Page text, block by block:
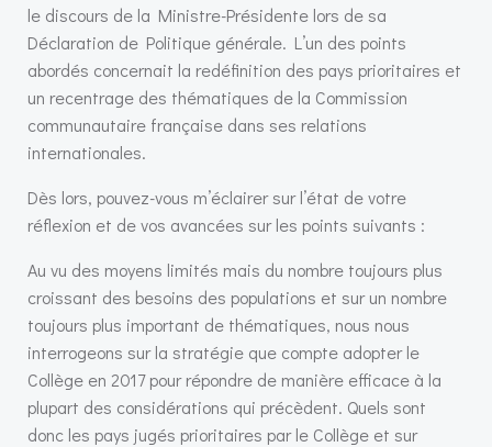
le discours de la Ministre-Présidente lors de sa
Déclaration de Politique générale. L’un des points
abordés concernait la redéfinition des pays prioritaires et
un recentrage des thématiques de la Commission
communautaire française dans ses relations
internationales.
Dès lors, pouvez-vous m’éclairer sur l’état de votre
réflexion et de vos avancées sur les points suivants :
Au vu des moyens limités mais du nombre toujours plus
croissant des besoins des populations et sur un nombre
toujours plus important de thématiques, nous nous
interrogeons sur la stratégie que compte adopter le
Collège en 2017 pour répondre de manière efficace à la
plupart des considérations qui précèdent. Quels sont
donc les pays jugés prioritaires par le Collège et sur